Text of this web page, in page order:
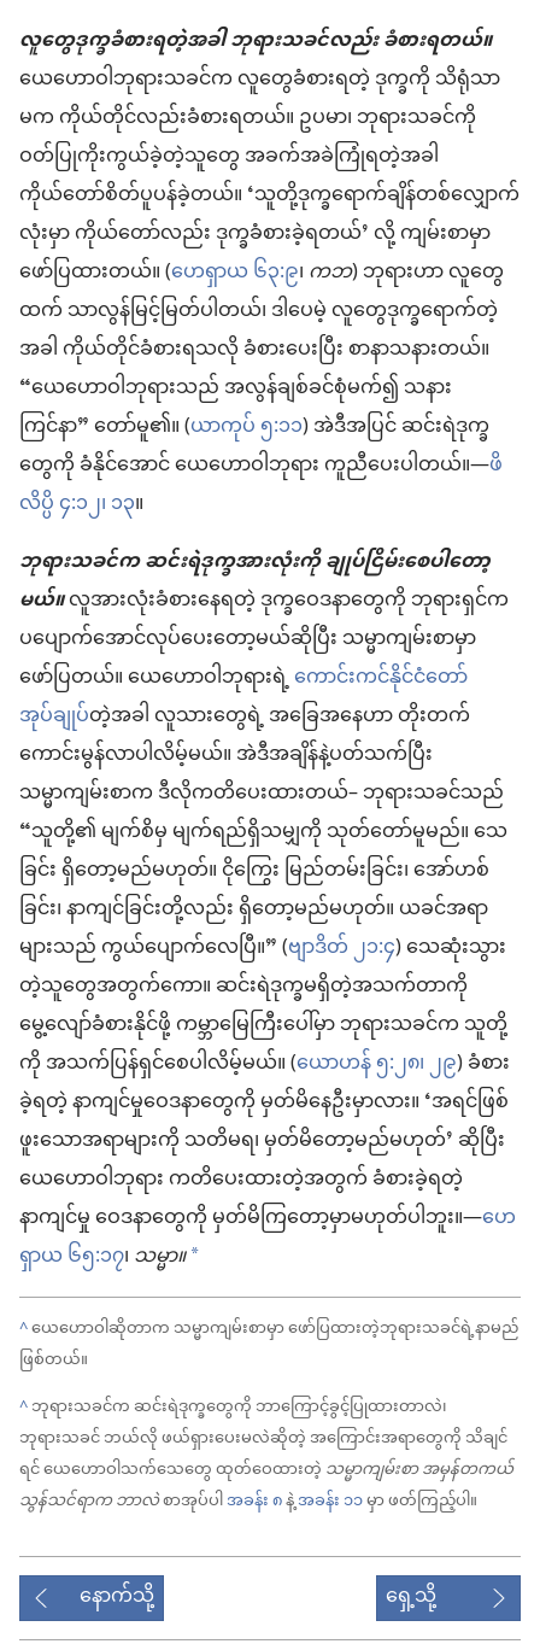
လူတွေဒုက္ခခံစားရတဲ့အခါ ဘုရားသခင်လည်း ခံစားရတယ်။
ယေဟောဝါဘုရားသခင်က လူတွေခံစားရတဲ့ ဒုက္ခကို သိရုံသာ
မက ကိုယ်တိုင်လည်းခံစားရတယ်။ ဥပမာ၊ ဘုရားသခင်ကို
ဝတ်ပြုကိုးကွယ်ခဲ့တဲ့သူတွေ အခက်အခဲကြုံရတဲ့အခါ
ကိုယ်တော်စိတ်ပူပန်ခဲ့တယ်။ ‘သူတို့ဒုက္ခရောက်ချိန်တစ်လျှောက်
လုံးမှာ ကိုယ်တော်လည်း ဒုက္ခခံစားခဲ့ရတယ်’ လို့ ကျမ်းစာမှာ
ဖော်ပြထားတယ်။ (ဟေရှာယ ၆၃:၉၊ကဘ) ဘုရားဟာ လူတွေ
ထက် သာလွန်မြင့်မြတ်ပါတယ်၊ ဒါပေမဲ့ လူတွေဒုက္ခရောက်တဲ့
အခါ ကိုယ်တိုင်ခံစားရသလို ခံစားပေးပြီး စာနာသနားတယ်။
“ယေဟောဝါဘုရားသည် အလွန်ချစ်ခင်စုံမက်၍ သနား
ကြင်နာ” တော်မူ၏။ (ယာကုပ် ၅:၁၁) အဲဒီအပြင် ဆင်းရဲဒုက္ခ
တွေကို ခံနိုင်အောင် ယေဟောဝါဘုရား ကူညီပေးပါတယ်။—ဖိ
လိပ္ပိ ၄:၁၂၊ ၁၃။
ဘုရားသခင်က ဆင်းရဲဒုက္ခအားလုံးကို ချုပ်ငြိမ်းစေပါတော့
မယ်။လူအားလုံးခံစားနေရတဲ့ ဒုက္ခဝေဒနာတွေကို ဘုရားရှင်က
ပပျောက်အောင်လုပ်ပေးတော့မယ်ဆိုပြီး သမ္မာကျမ်းစာမှာ
ဖော်ပြတယ်။ ယေဟောဝါဘုရားရဲ့ကောင်းကင်နိုင်ငံတော်
အုပ်ချုပ်တဲ့အခါ လူသားတွေရဲ့ အခြေအနေဟာ တိုးတက်
ကောင်းမွန်လာပါလိမ့်မယ်။ အဲဒီအချိန်နဲ့ပတ်သက်ပြီး
သမ္မာကျမ်းစာက ဒီလိုကတိပေးထားတယ်– ဘုရားသခင်သည်
“သူတို့၏ မျက်စိမှ မျက်ရည်ရှိသမျှကို သုတ်တော်မူမည်။ သေ
ခြင်း ရှိတော့မည်မဟုတ်။ ငိုကြွေး မြည်တမ်းခြင်း၊ အော်ဟစ်
ခြင်း၊ နာကျင်ခြင်းတို့လည်း ရှိတော့မည်မဟုတ်။ ယခင်အရာ
များသည် ကွယ်ပျောက်လေပြီ။” (ဗျာဒိတ် ၂၁:၄) သေဆုံးသွား
တဲ့သူတွေအတွက်ကော။ ဆင်းရဲဒုက္ခမရှိတဲ့အသက်တာကို
မွေ့လျော်ခံစားနိုင်ဖို့ ကမ္ဘာမြေကြီးပေါ်မှာ ဘုရားသခင်က သူတို့
ကို အသက်ပြန်ရှင်စေပါလိမ့်မယ်။ (ယောဟန် ၅:၂၈၊ ၂၉) ခံစား
ခဲ့ရတဲ့ နာကျင်မှုဝေဒနာတွေကို မှတ်မိနေဦးမှာလား။ ‘အရင်ဖြစ်
ဖူးသောအရာများကို သတိမရ၊ မှတ်မိတော့မည်မဟုတ်’ ဆိုပြီး
ယေဟောဝါဘုရား ကတိပေးထားတဲ့အတွက် ခံစားခဲ့ရတဲ့
နာကျင်မှု ဝေဒနာတွေကို မှတ်မိကြတော့မှာမဟုတ်ပါဘူး။—ဟေ
ရှာယ ၆၅:၁၇၊သမ္မာ။ *
^ယေဟောဝါဆိုတာက သမ္မာကျမ်းစာမှာ ဖော်ပြထားတဲ့ဘုရားသခင်ရဲ့နာမည်
ဖြစ်တယ်။
^ဘုရားသခင်က ဆင်းရဲဒုက္ခတွေကို ဘာကြောင့်ခွင့်ပြုထားတာလဲ၊
ဘုရားသခင် ဘယ်လို ဖယ်ရှားပေးမလဲဆိုတဲ့ အကြောင်းအရာတွေကို သိချင်
ရင် ယေဟောဝါသက်သေတွေ ထုတ်ဝေထားတဲ့သမ္မာကျမ်းစာ အမှန်တကယ်
သွန်သင်ရာက ဘာလဲစာအုပ်ပါအခန်း ၈နဲ့အခန်း ၁၁မှာ ဖတ်ကြည့်ပါ။
နောက်သို့ ရှေ့သို့